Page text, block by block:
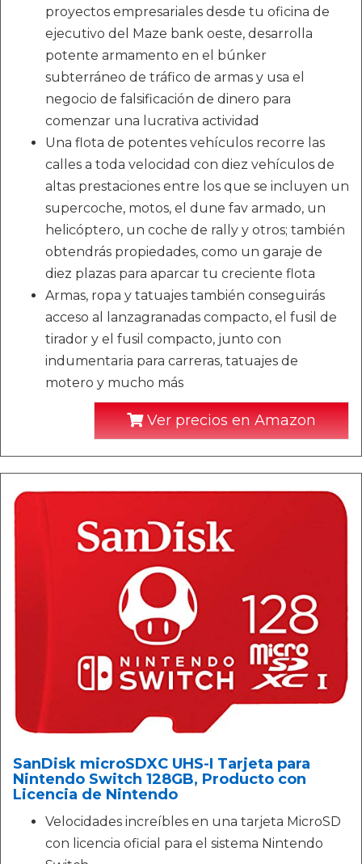
proyectos empresariales desde tu oficina de
ejecutivo del Maze bank oeste, desarrolla
potente armamento en el búnker
subterráneo de tráfico de armas y usa el
negocio de falsificación de dinero para
comenzar una lucrativa actividad
Una flota de potentes vehículos recorre las
calles a toda velocidad con diez vehículos de
altas prestaciones entre los que se incluyen un
supercoche, motos, el dune fav armado, un
helicóptero, un coche de rally y otros; también
obtendrás propiedades, como un garaje de
diez plazas para aparcar tu creciente flota
Armas, ropa y tatuajes también conseguirás
acceso al lanzagranadas compacto, el fusil de
tirador y el fusil compacto, junto con
indumentaria para carreras, tatuajes de
motero y mucho más
Ver precios en Amazon
SanDisk microSDXC UHS-I Tarjeta para
Nintendo Switch 128GB, Producto con
Licencia de Nintendo
Velocidades increíbles en una tarjeta MicroSD
con licencia oficial para el sistema Nintendo